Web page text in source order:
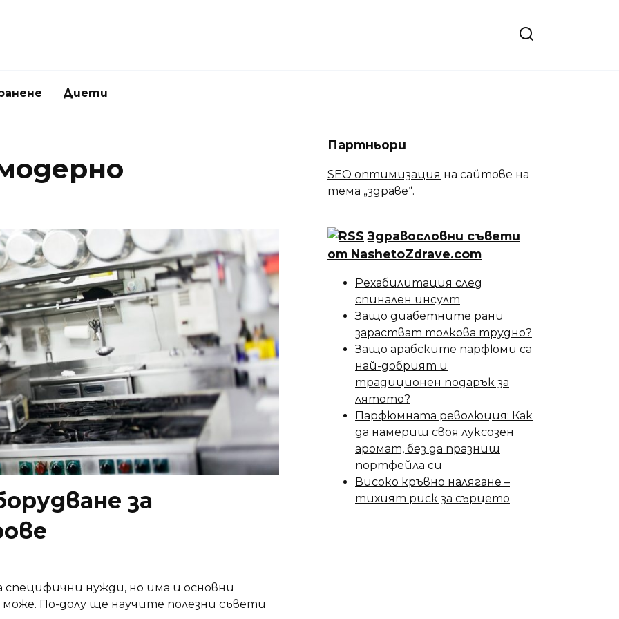
Диети
за
нужди, но има и основни
По-долу ще научите полезни съвети
Партньори
SEO оптимизация на сайтове на
тема „здраве“.
Здравословни съвети
от NashetoZdrave.com
Рехабилитация след
спинален инсулт
Защо диабетните рани
зарастват толкова трудно?
Защо арабските парфюми са
най-добрият и
традиционен подарък за
лятото?
Парфюмната революция: Как
да намериш своя луксозен
аромат, без да празниш
портфейла си
Високо кръвно налягане –
тихият риск за сърцето